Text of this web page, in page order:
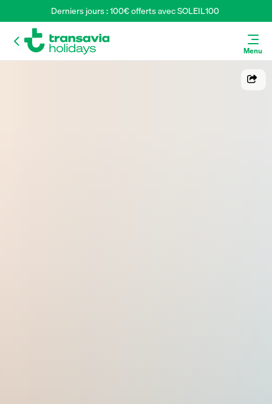
Derniers jours : 100€ offerts avec SOLEIL100
Menu